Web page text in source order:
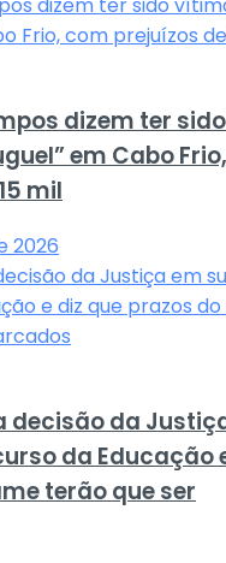
dizem ter
em Cabo
mil
2026
da
da Educação
terão que ser